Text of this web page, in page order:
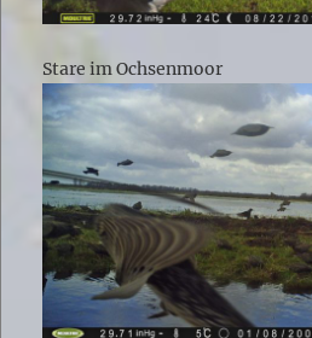
Stare im Ochsenmoor